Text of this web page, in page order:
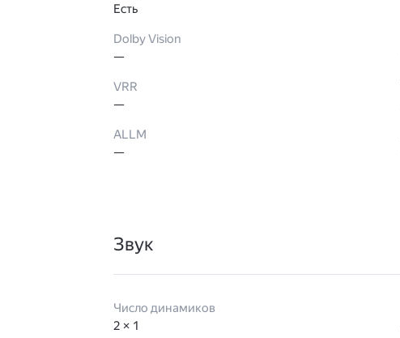
Есть
Dolby Vision
—
VRR
—
ALLM
—
Звук
Число динамиков
2 × 1